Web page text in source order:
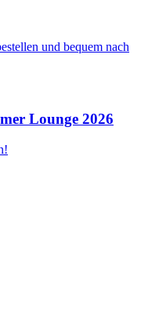
und bequem nach
Lounge 2026